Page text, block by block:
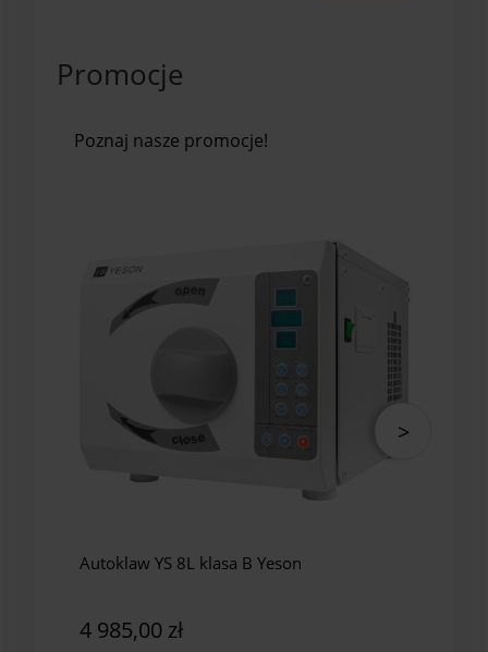
Promocje
Poznaj nasze promocje!
Autoklaw YS 8L klasa B Yeson
4 985,00 zł